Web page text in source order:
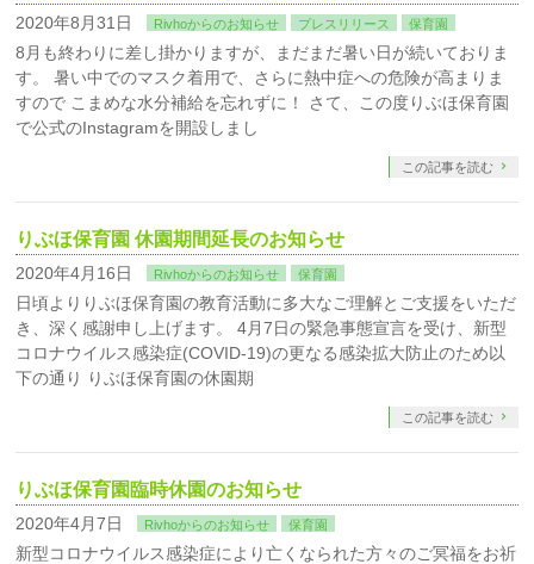
2020年8月31日 Rivhoからのお知らせ プレスリリース 保育園
8月も終わりに差し掛かりますが、まだまだ暑い日が続いておりま
す。 暑い中でのマスク着用で、さらに熱中症への危険が高まりま
すので こまめな水分補給を忘れずに！ さて、この度りぶほ保育園
で公式のInstagramを開設しまし
この記事を読む
りぶほ保育園 休園期間延長のお知らせ
2020年4月16日 Rivhoからのお知らせ 保育園
日頃よりりぶほ保育園の教育活動に多大なご理解とご支援をいただ
き、深く感謝申し上げます。 4月7日の緊急事態宣言を受け、新型
コロナウイルス感染症(COVID-19)の更なる感染拡大防止のため以
下の通り りぶほ保育園の休園期
この記事を読む
りぶほ保育園臨時休園のお知らせ
2020年4月7日 Rivhoからのお知らせ 保育園
新型コロナウイルス感染症により亡くなられた方々のご冥福をお祈